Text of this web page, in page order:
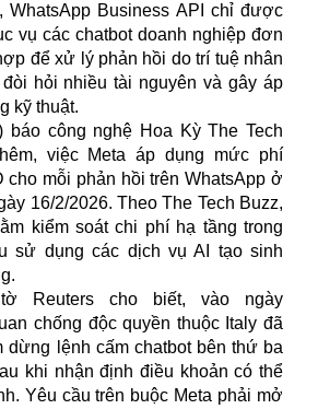
WhatsApp Business API chỉ được
vụ các chatbot doanh nghiệp đơn
để xử lý phản hồi do trí tuệ nhân
hỏi nhiều tài nguyên và gây áp
kỹ thuật.
báo công nghệ Hoa Kỳ The Tech
việc Meta áp dụng mức phí
cho mỗi phản hồi trên WhatsApp ở
16/2/2026. Theo The Tech Buzz,
kiểm soát chi phí hạ tầng trong
sử dụng các dịch vụ AI tạo sinh
Reuters cho biết, vào ngày
chống độc quyền thuộc Italy đã
dừng lệnh cấm chatbot bên thứ ba
khi nhận định điều khoản có thể
Yêu cầu trên buộc Meta phải mở